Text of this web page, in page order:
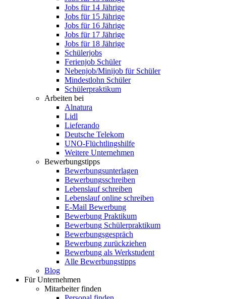
Jobs für 14 Jährige
Jobs für 15 Jährige
Jobs für 16 Jährige
Jobs für 17 Jährige
Jobs für 18 Jährige
Schülerjobs
Ferienjob Schüler
Nebenjob/Minijob für Schüler
Mindestlohn Schüler
Schülerpraktikum
Arbeiten bei
Alnatura
Lidl
Lieferando
Deutsche Telekom
UNO-Flüchtlingshilfe
Weitere Unternehmen
Bewerbungstipps
Bewerbungsunterlagen
Bewerbungsschreiben
Lebenslauf schreiben
Lebenslauf online schreiben
E-Mail Bewerbung
Bewerbung Praktikum
Bewerbung Schülerpraktikum
Bewerbungsgespräch
Bewerbung zurückziehen
Bewerbung als Werkstudent
Alle Bewerbungstipps
Blog
Für Unternehmen
Mitarbeiter finden